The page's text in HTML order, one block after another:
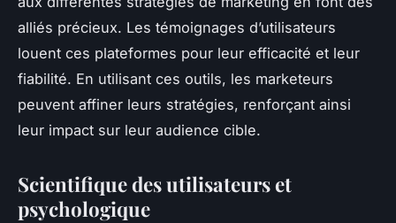
alliés précieux. Les témoignages d’utilisateurs
louent ces plateformes pour leur efficacité et leur
fiabilité. En utilisant ces outils, les marketeurs
peuvent affiner leurs stratégies, renforçant ainsi
leur impact sur leur audience cible.
Scientifique des utilisateurs et
psychologique